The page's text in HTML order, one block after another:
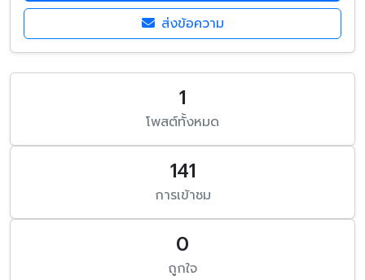
ส่งข้อความ
1
โพสต์ทั้งหมด
141
การเข้าชม
0
ถูกใจ